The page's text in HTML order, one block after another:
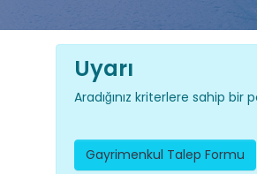
Uyarı
Aradığınız kriterlere sahip
Gayrimenkul Talep Formu